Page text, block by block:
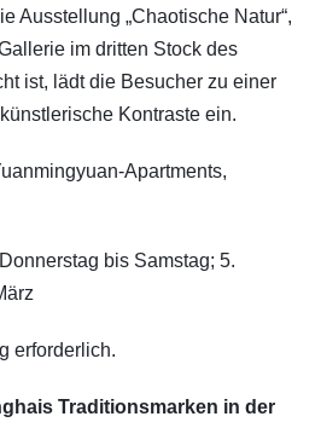
Ausstellung „Chaotische Natur“,
im dritten Stock des
ist, lädt die Besucher zu einer
Kontraste ein.
Apartments,
bis Samstag; 5.
erforderlich.
Traditionsmarken in der